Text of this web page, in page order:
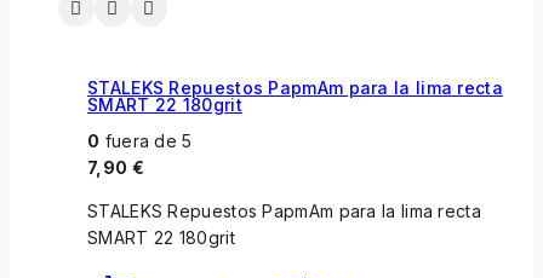
STALEKS Repuestos PapmAm para la lima recta
SMART 22 180grit
0 fuera de 5
7,90 €
STALEKS Repuestos PapmAm para la lima recta
SMART 22 180grit